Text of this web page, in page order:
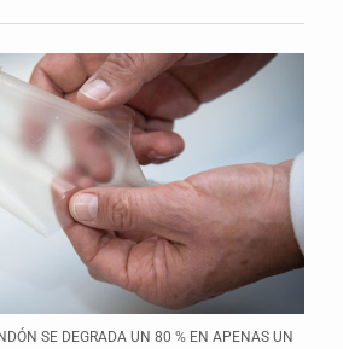
SE DEGRADA UN 80 % EN APENAS UN